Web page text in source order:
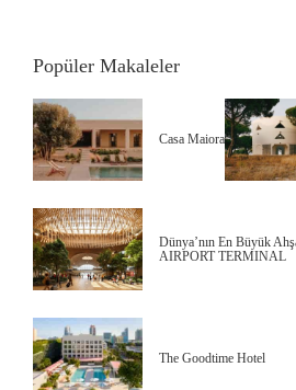
Popüler Makaleler
Casa Maiora
Dünya’nın En Büyük
AIRPORT TERMINAL
The Goodtime Hotel